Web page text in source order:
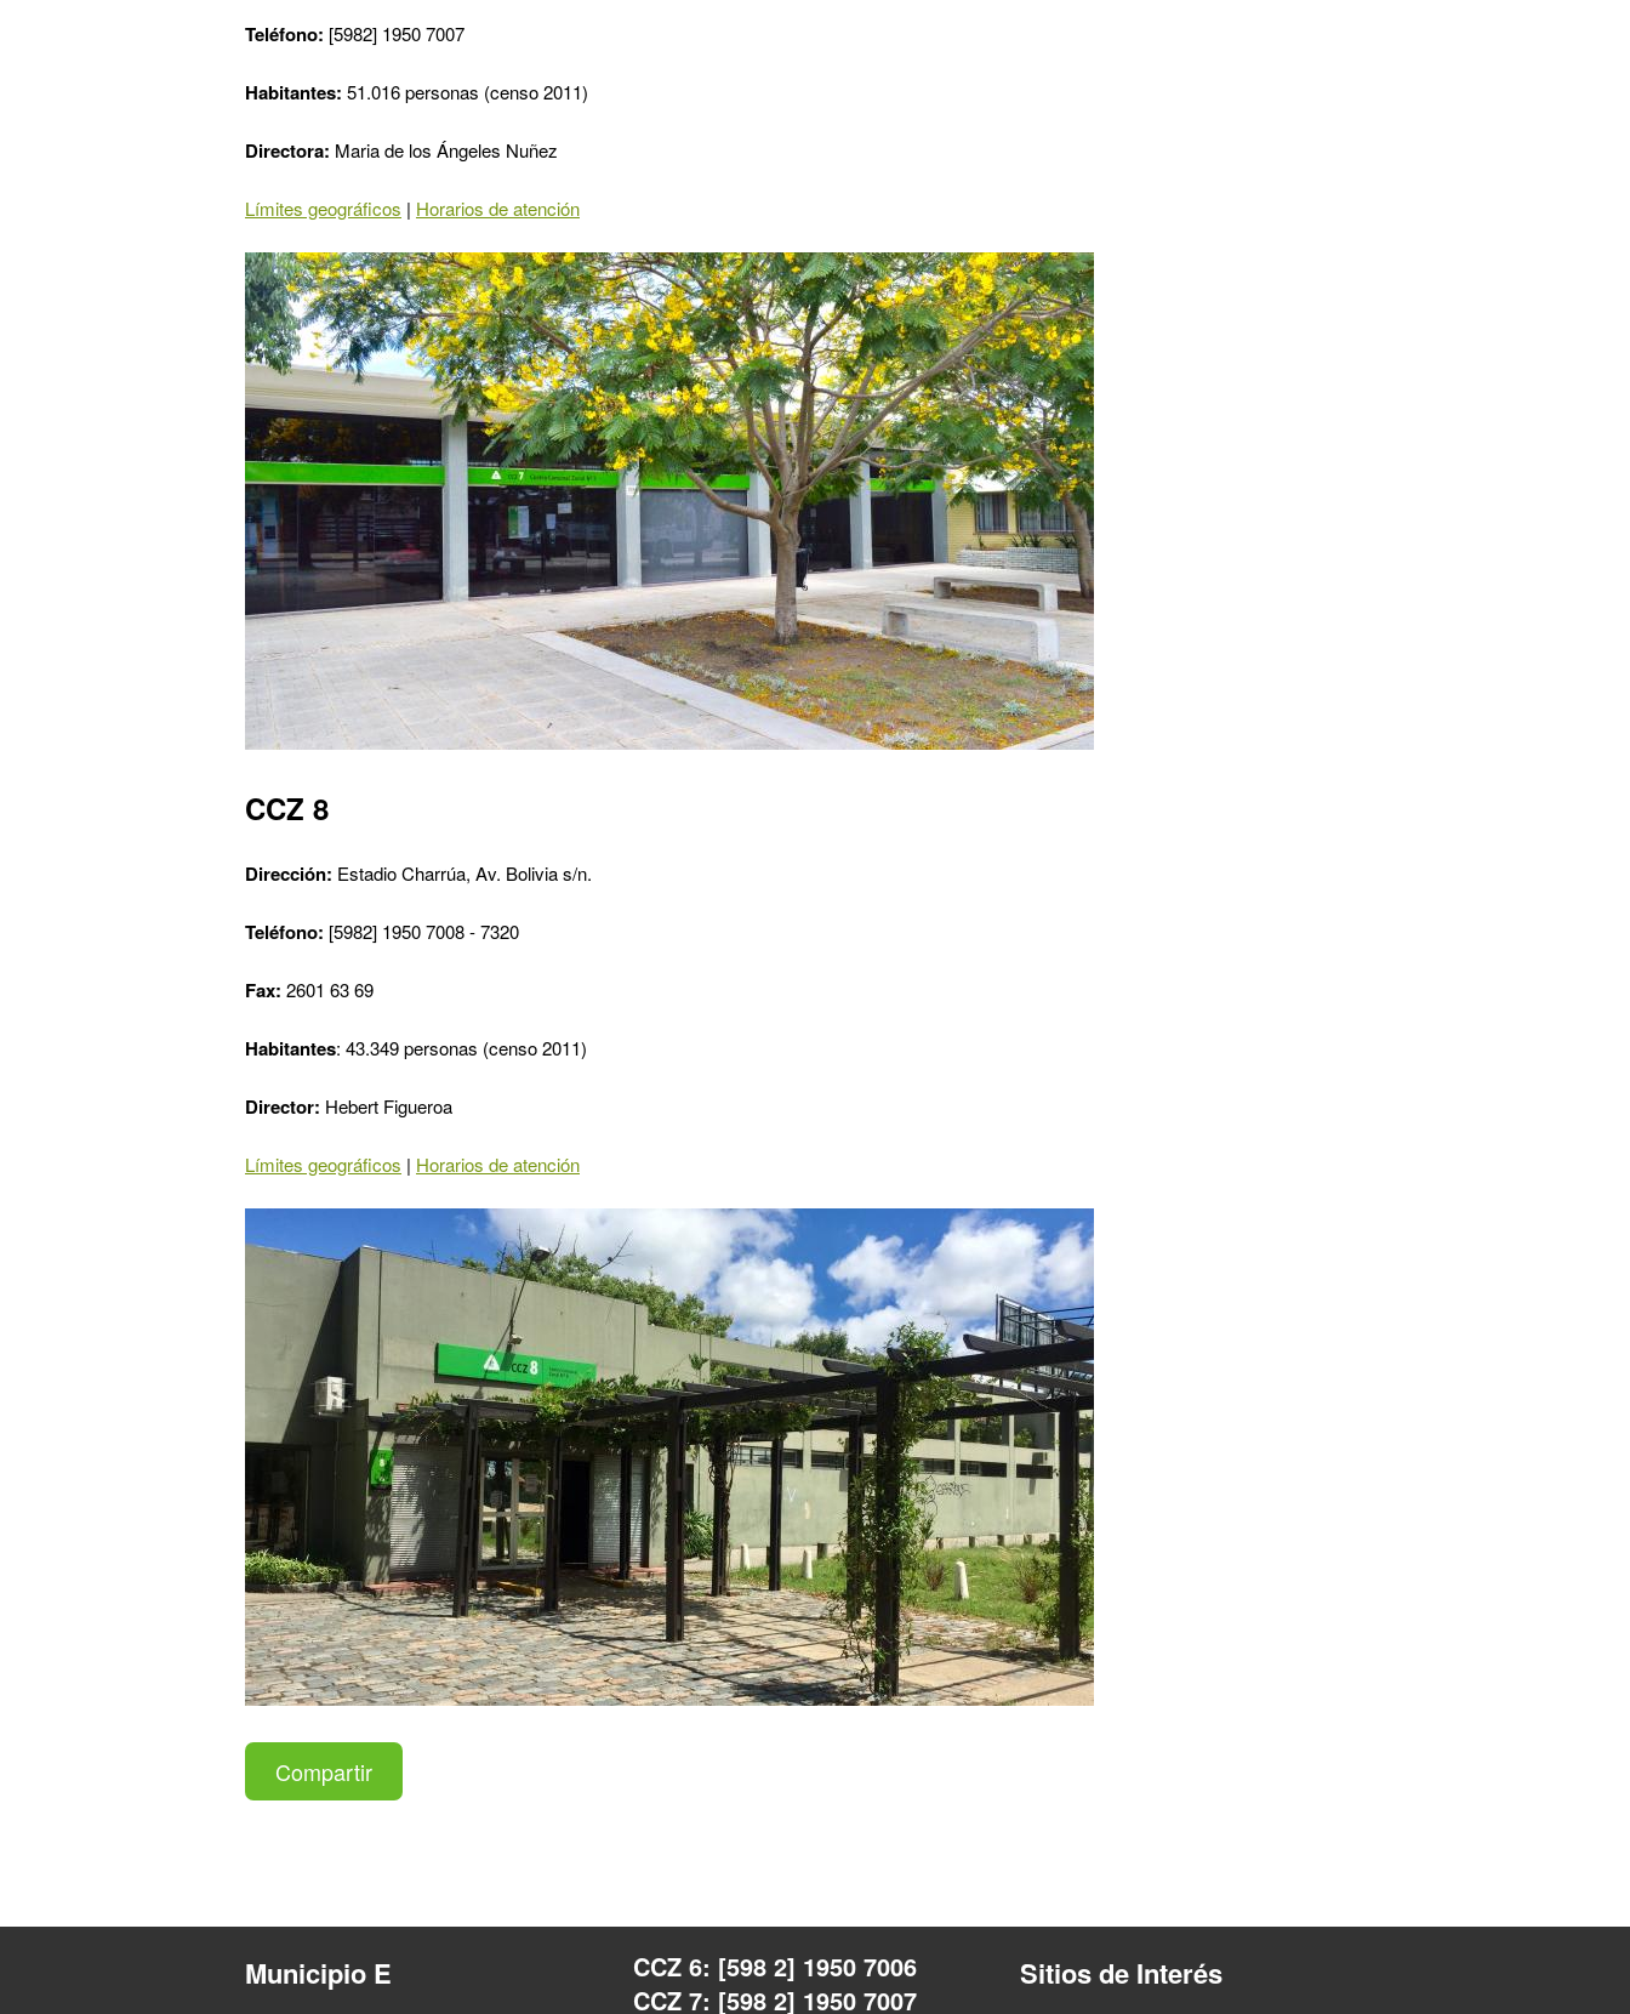
Teléfono: [5982] 1950 7007
Habitantes: 51.016 personas (censo 2011)
Directora: Maria de los Ángeles Nuñez
Límites geográficos | Horarios de atención
CCZ 8
Dirección: Estadio Charrúa, Av. Bolivia s/n.
Teléfono: [5982] 1950 7008 - 7320
Fax: 2601 63 69
Habitantes: 43.349 personas (censo 2011)
Director: Hebert Figueroa
Límites geográficos | Horarios de atención
Compartir
Municipio E
CCZ 6: [598 2] 1950 7006
CCZ 7: [598 2] 1950 7007
Sitios de Interés